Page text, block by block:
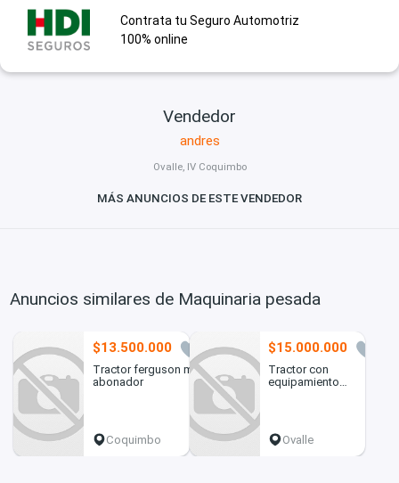
Contrata tu Seguro Automotriz
100% online
Vendedor
andres
Ovalle, IV Coquimbo
MÁS ANUNCIOS DE ESTE VENDEDOR
Anuncios similares de Maquinaria pesada
$13.500.000
2
Tractor ferguson mas
abonador
Coquimbo
$15.000.000
Tractor con
equipamiento
Ovalle